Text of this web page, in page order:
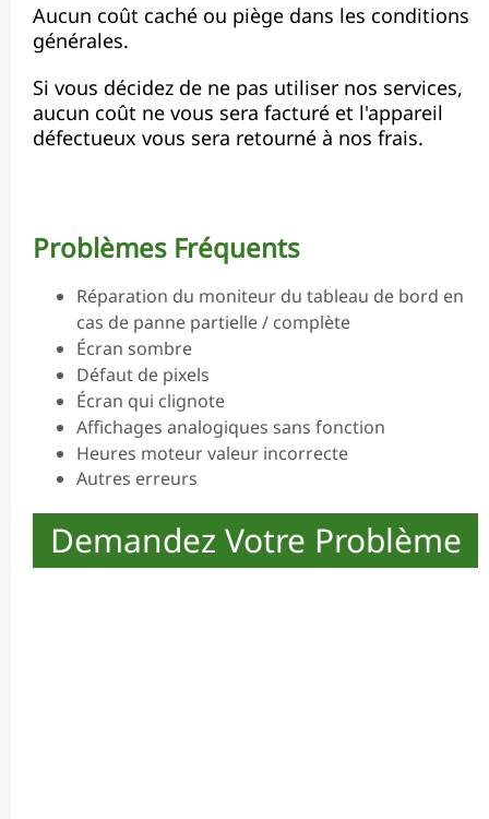
Aucun coût caché ou piège dans les conditions
générales.
Si vous décidez de ne pas utiliser nos services,
aucun coût ne vous sera facturé et l'appareil
défectueux vous sera retourné à nos frais.
Problèmes Fréquents
Réparation du moniteur du tableau de bord en
cas de panne partielle / complète
Écran sombre
Défaut de pixels
Écran qui clignote
Affichages analogiques sans fonction
Heures moteur valeur incorrecte
Autres erreurs
Demandez Votre Problème